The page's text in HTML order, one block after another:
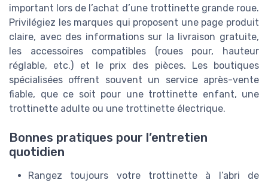
important lors de l’achat d’une trottinette grande roue.
Privilégiez les marques qui proposent une page produit
claire, avec des informations sur la livraison gratuite,
les accessoires compatibles (roues pour, hauteur
réglable, etc.) et le prix des pièces. Les boutiques
spécialisées offrent souvent un service après-vente
fiable, que ce soit pour une trottinette enfant, une
trottinette adulte ou une trottinette électrique.
Bonnes pratiques pour l’entretien
quotidien
Rangez toujours votre trottinette à l’abri de